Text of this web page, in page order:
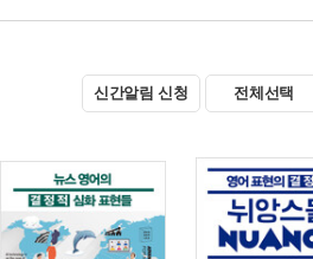
신간알림 신청 전체선택